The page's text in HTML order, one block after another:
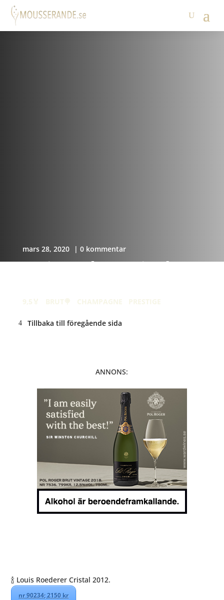
mars 28, 2020 | 0 kommentar
Louis Roederer Cristal
9,5🏅 BRUT🍭 CHAMPAGNE PRESTIGE
Tillbaka till föregående sida
ANNONS:
🍾 Louis Roederer Cristal 2012.
nr 90234; 2150 kr